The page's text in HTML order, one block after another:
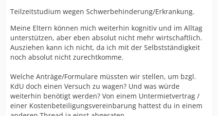
Teilzeitstudium wegen Schwerbehinderung/Erkrankung.
Meine Eltern können mich weiterhin kognitiv und im Alltag
unterstützen, aber eben absolut nicht mehr wirtschaftlich.
Ausziehen kann ich nicht, da ich mit der Selbstständigkeit
noch absolut nicht zurechtkomme.
Welche Anträge/Formulare müssten wir stellen, um bzgl.
KdU doch einen Versuch zu wagen? Und was würde
weiterhin benötigt werden? Von einem Untermietvertrag /
einer Kostenbeteiligungsvereinbarung hattest du in einem